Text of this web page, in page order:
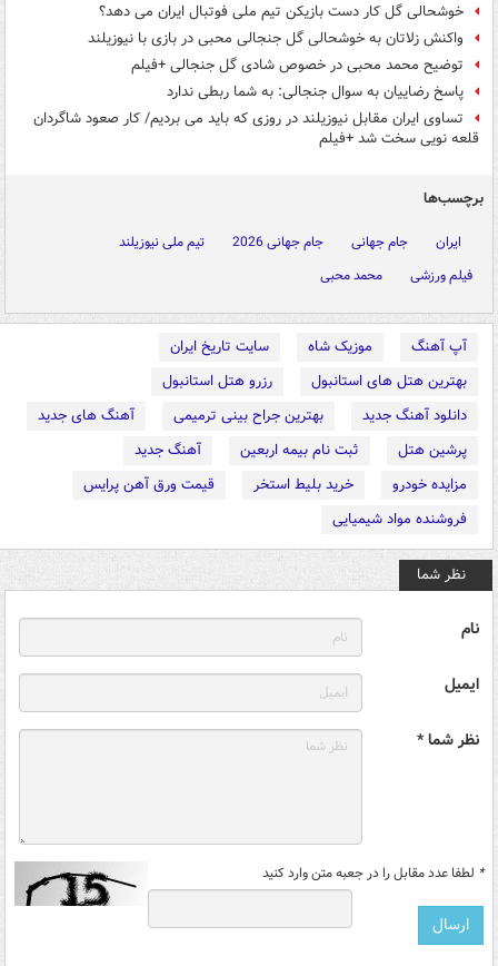
خوشحالی گل کار دست بازیکن تیم ملی فوتبال ایران می دهد؟
واکنش زلاتان به خوشحالی گل جنجالی محبی در بازی با نیوزیلند
توضیح محمد محبی در خصوص شادی گل جنجالی +فیلم
پاسخ رضاییان به سوال جنجالی: به شما ربطی ندارد
تساوی ایران مقابل نیوزیلند در روزی که باید می بردیم/ کار صعود شاگردان
قلعه نویی سخت شد +فیلم
برچسب‌ها
ایران جام جهانی جام جهانی 2026
تیم ملی نیوزیلند
فیلم ورزشی
محمد محبی
آپ آهنگ موزیک شاه
سایت تاریخ ایران
بهترین هتل های استانبول
رزرو هتل استانبول
دانلود آهنگ جدید
بهترین جراح بینی ترمیمی
آهنگ های جدید
پرشین هتل
ثبت نام بیمه اربعین
آهنگ جدید
مزایده خودرو
خرید بلیط استخر
قیمت ورق آهن پرایس
فروشنده مواد شیمیایی
نظر شما
نام
ایمیل
نظر شما *
* لطفا عدد مقابل را در جعبه متن وارد کنید